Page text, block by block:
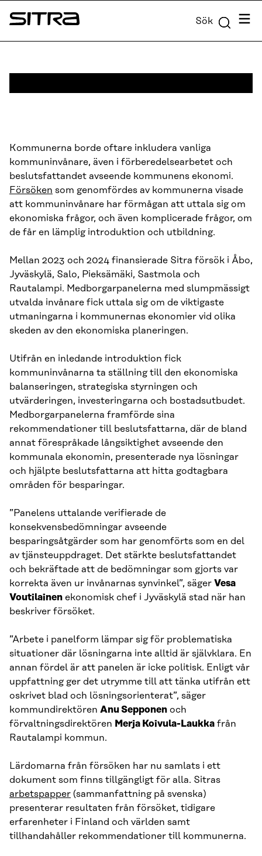
Skip to
content
Sitra Sök Meny
Kommunerna borde oftare inkludera vanliga
kommuninvånare, även i förberedelsearbetet och
beslutsfattandet avseende kommunens ekonomi.
Försöken som genomfördes av kommunerna visade
att kommuninvånare har förmågan att uttala sig om
ekonomiska frågor, och även komplicerade frågor, om
de får en lämplig introduktion och utbildning.
Mellan 2023 och 2024 finansierade Sitra försök i Åbo,
Jyväskylä, Salo, Pieksämäki, Sastmola och
Rautalampi. Medborgarpanelerna med slumpmässigt
utvalda invånare fick uttala sig om de viktigaste
utmaningarna i kommunernas ekonomier vid olika
skeden av den ekonomiska planeringen.
Utifrån en inledande introduktion fick
kommuninvånarna ta ställning till den ekonomiska
balanseringen, strategiska styrningen och
utvärderingen, investeringarna och bostadsutbudet.
Medborgarpanelerna framförde sina
rekommendationer till beslutsfattarna, där de bland
annat förespråkade långsiktighet avseende den
kommunala ekonomin, presenterade nya lösningar
och hjälpte beslutsfattarna att hitta godtagbara
områden för besparingar.
”Panelens uttalande verifierade de
konsekvensbedömningar avseende
besparingsåtgärder som har genomförts som en del
av tjänsteuppdraget. Det stärkte beslutsfattandet
och bekräftade att de bedömningar som gjorts var
korrekta även ur invånarnas synvinkel”, säger Vesa
Voutilainen ekonomisk chef i Jyväskylä stad när han
beskriver försöket.
”Arbete i panelform lämpar sig för problematiska
situationer där lösningarna inte alltid är självklara. En
annan fördel är att panelen är icke politisk. Enligt vår
uppfattning ger det utrymme till att tänka utifrån ett
oskrivet blad och lösningsorienterat”, säger
kommundirektören Anu Sepponen och
förvaltningsdirektören Merja Koivula-Laukka från
Rautalampi kommun.
Lärdomarna från försöken har nu samlats i ett
dokument som finns tillgängligt för alla. Sitras
arbetspapper (sammanfattning på svenska)
presenterar resultaten från försöket, tidigare
erfarenheter i Finland och världen samt
tillhandahåller rekommendationer till kommunerna.